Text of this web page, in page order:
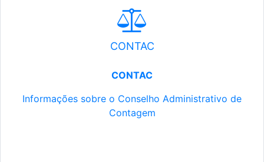
CONTAC
CONTAC
Informações sobre o Conselho Administrativo de
Contagem